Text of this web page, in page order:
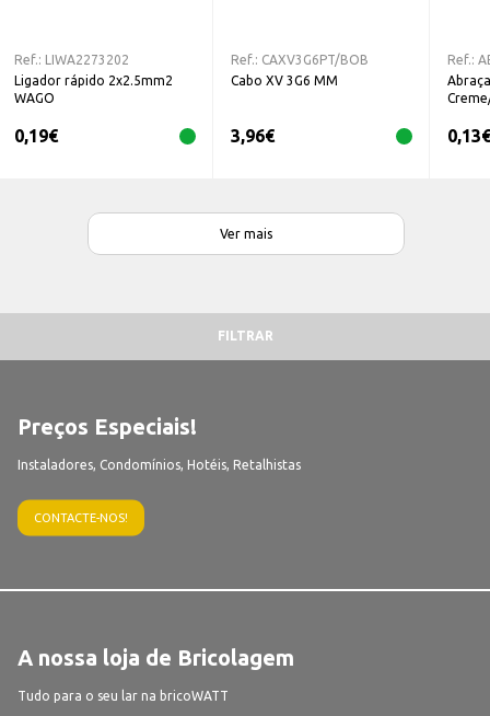
Ref.:
LIWA2273202
Ligador rápido 2x2.5mm2
WAGO
0,19€
Ref.: CAXV3G6PT/BOB
Cabo XV 3G6 MM
3,96€
Ref.:
0,13€
Ver mais
FILTRAR
Preços Especiais!
Instaladores, Condomínios, Hotéis, Retalhistas
CONTACTE-NOS!
A nossa loja de Bricolagem
Tudo para o seu lar na bricoWATT